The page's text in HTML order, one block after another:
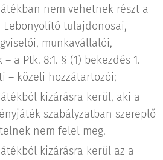
nem vehetnek részt a
Lebonyolító tulajdonosai,
munkavállalói,
a Ptk. 8:1. § (1) bekezdés 1.
– közeli hozzátartozói;
kizárásra kerül, aki a
szabályzatban szereplő
nem felel meg.
kizárásra kerül az a